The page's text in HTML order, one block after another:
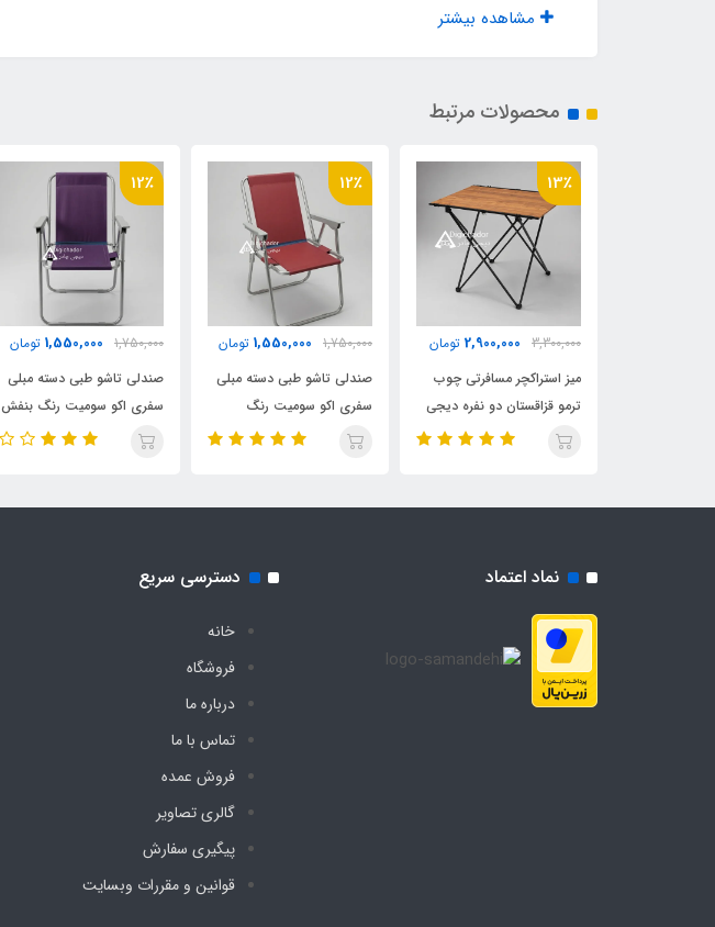
مشاهده بیشتر
محصولات مرتبط
13٪
3,300,000
2,900,000 تومان
میز استراکچر مسافرتی چوب
ترمو قزاقستان دو نفره دیجی
چادر
12٪
1,750,000
1,550,000 تومان
صندلی تاشو طبی دسته مبلی
سفری اکو سومیت رنگ
زرشکی
12٪
1,750,000
1,550,000 تومان
صندلی تاشو طبی دسته مبلی
سفری اکو سومیت رنگ بنفش
تیره
نماد اعتماد دسترسی سریع
خانه
فروشگاه
درباره ما
تماس با ما
فروش عمده
گالری تصاویر
پیگیری سفارش
قوانین و مقررات وبسایت